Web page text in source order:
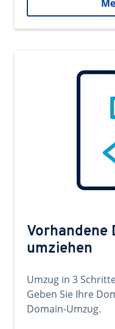
Vorhandene
umziehen
Umzug in 3
Geben Sie Ihre
Domain-Umzug.